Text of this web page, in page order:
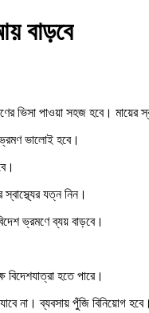
বাড়বে
ভিসা পাওয়া সহজ হবে। মায়ের
ভালোই হবে।
যত্ন নিন।
ভ্রমণে ব্যয় বাড়বে।
হতে পারে।
না। ব্যবসায় পুঁজি বিনিয়োগ হবে।